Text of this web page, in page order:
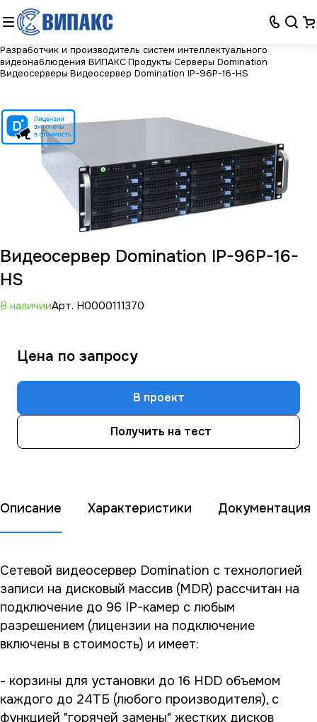
Разработчик и производитель систем интеллектуального
видеонаблюдения ВИПАКСПродукты Серверы Domination
Видеосерверы Видеосервер Domination IP-96P-16-HS
Видеосервер Domination IP-96P-16-
HS
В наличииАрт. Н0000111370
Цена по запросу
В проект
Получить на тест
Описание Характеристики Документация
Сетевой видеосервер Domination с технологией
записи на дисковый массив (MDR) рассчитан на
подключение до 96 IP-камер с любым
разрешением (лицензии на подключение
включены в стоимость) и имеет:
- корзины для установки до 16 HDD объемом
каждого до 24ТБ (любого производителя), с
функцией "горячей замены" жестких дисков